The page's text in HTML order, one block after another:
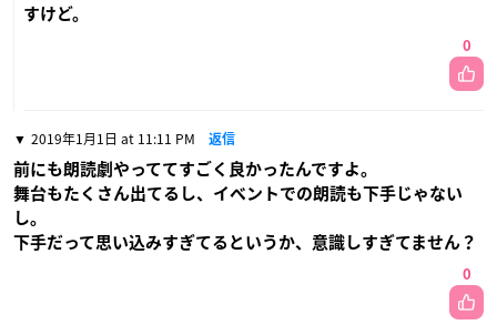
すけど。
0
2019年1月1日 at 11:11 PM 返信
前にも朗読劇やっててすごく良かったんですよ。
舞台もたくさん出てるし、イベントでの朗読も下手じゃない
し。
下手だって思い込みすぎてるというか、意識しすぎてません？
0